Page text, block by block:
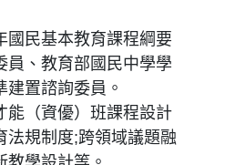
國民基本教育課程綱要
員、教育部國民中學學
置諮詢委員。
能（資優）班課程設計
法規制度;跨領域議題融